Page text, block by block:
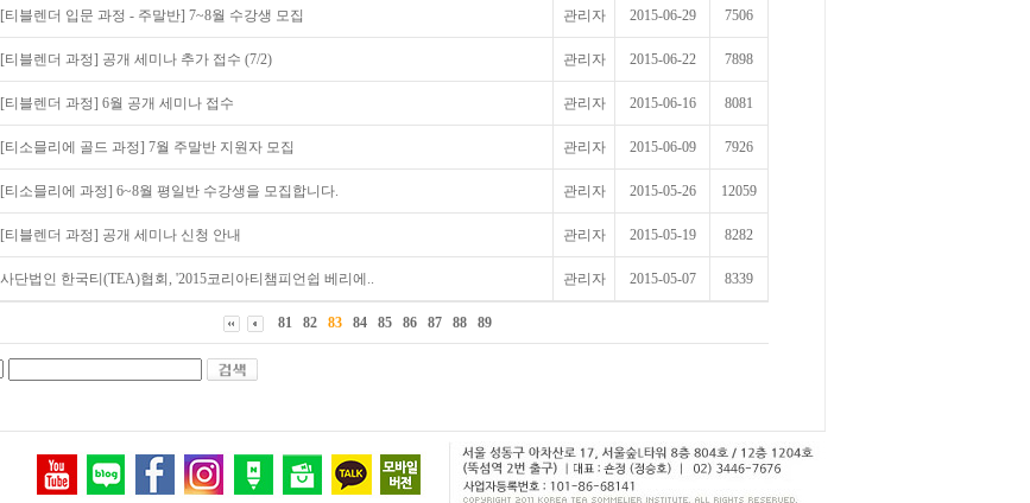
[티블렌더 입문 과정 - 주말반] 7~8월 수강생 모집 관리자 2015-06-29 7506
[티블렌더 과정] 공개 세미나 추가 접수 (7/2) 관리자 2015-06-22 7898
[티블렌더 과정] 6월 공개 세미나 접수 관리자 2015-06-16 8081
[티소믈리에 골드 과정] 7월 주말반 지원자 모집 관리자 2015-06-09 7926
[티소믈리에 과정] 6~8월 평일반 수강생을 모집합니다. 관리자 2015-05-26 12059
[티블렌더 과정] 공개 세미나 신청 안내 관리자 2015-05-19 8282
사단법인 한국티(TEA)협회, '2015코리아티챔피언쉽 베리에.. 관리자 2015-05-07 8339
81 82 83 84 85 86 87 88 89